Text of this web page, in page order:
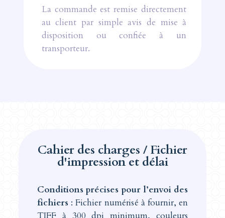
La commande est remise directement
au client par simple avis de mise à
disposition ou confiée à un
transporteur.
Cahier des charges / Fichier
d'impression et délai
Conditions précises pour l’envoi des
fichiers: Fichier numérisé à fournir, en